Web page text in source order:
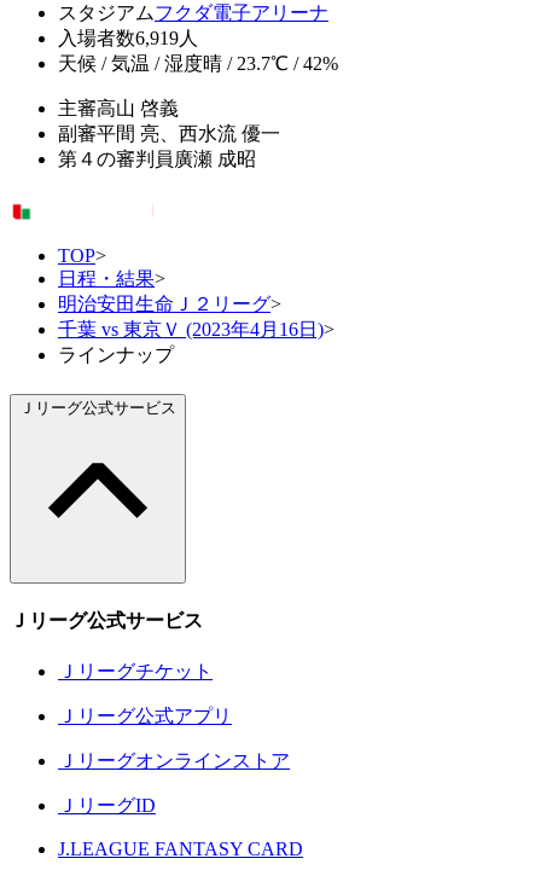
スタジアムフクダ電子アリーナ
入場者数6,919人
天候 / 気温 / 湿度晴 / 23.7℃ / 42%
主審高山 啓義
副審平間 亮、西水流 優一
第４の審判員 廣瀬 成昭
TOP>
日程・結果>
明治安田生命Ｊ２リーグ>
千葉 vs 東京Ｖ (2023年4月16日)>
ラインナップ
Ｊリーグ公式サービス
Ｊリーグ公式サービス
Ｊリーグチケット
Ｊリーグ公式アプリ
Ｊリーグオンラインストア
ＪリーグID
J.LEAGUE FANTASY CARD